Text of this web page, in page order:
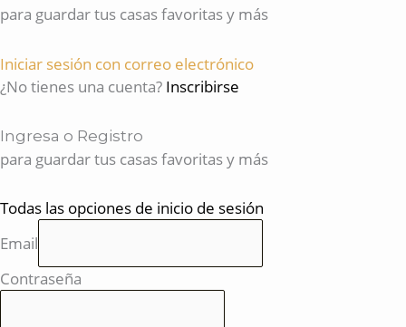
para guardar tus casas favoritas y más
Iniciar sesión con correo electrónico
¿No tienes una cuenta? Inscribirse
Ingresa o Registro
para guardar tus casas favoritas y más
Todas las opciones de inicio de sesión
Email
Contraseña